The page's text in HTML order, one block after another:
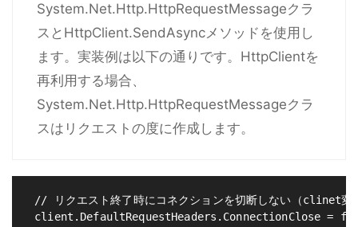
System.Net.Http.HttpRequestMessageクラ
スとHttpClient.SendAsyncメソッドを使用し
ます。実装例は以下の通りです。HttpClientを
再利用する場合、
System.Net.Http.HttpRequestMessageクラ
スはリクエストの度に作成します。
// リクエスト終了時にコネクションを切断しない（clinet
client.DefaultRequestHeaders.ConnectionClose =